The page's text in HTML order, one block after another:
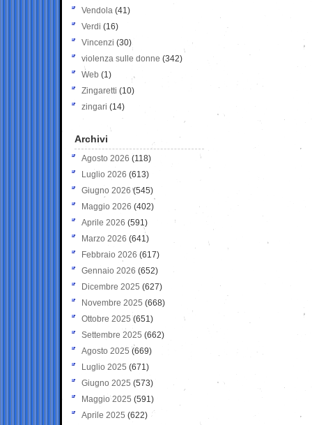
Vendola (41)
Verdi (16)
Vincenzi (30)
violenza sulle donne (342)
Web (1)
Zingaretti (10)
zingari (14)
Archivi
Agosto 2026 (118)
Luglio 2026 (613)
Giugno 2026 (545)
Maggio 2026 (402)
Aprile 2026 (591)
Marzo 2026 (641)
Febbraio 2026 (617)
Gennaio 2026 (652)
Dicembre 2025 (627)
Novembre 2025 (668)
Ottobre 2025 (651)
Settembre 2025 (662)
Agosto 2025 (669)
Luglio 2025 (671)
Giugno 2025 (573)
Maggio 2025 (591)
Aprile 2025 (622)